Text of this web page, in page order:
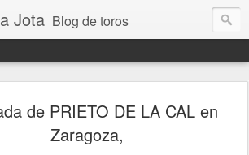
Jota Blog de toros
de PRIETO DE LA CAL en
Zaragoza,